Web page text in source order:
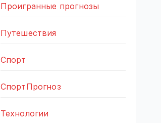
Проигранные прогнозы
Путешествия
Спорт
СпортПрогноз
Технологии